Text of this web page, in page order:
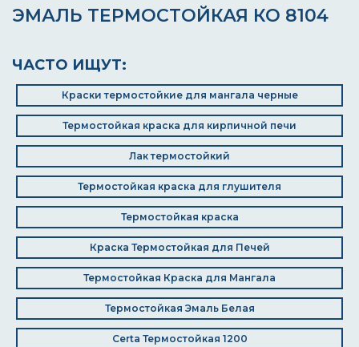
ЭМАЛЬ ТЕРМОСТОЙКАЯ КО 8104
ЧАСТО ИЩУТ:
Краски термостойкие для мангала черные
Термостойкая краска для кирпичной печи
Лак термостойкий
Термостойкая краска для глушителя
Термостойкая краска
Краска Термостойкая для Печей
Термостойкая Краска для Мангала
Термостойкая Эмаль Белая
Certa Термостойкая 1200